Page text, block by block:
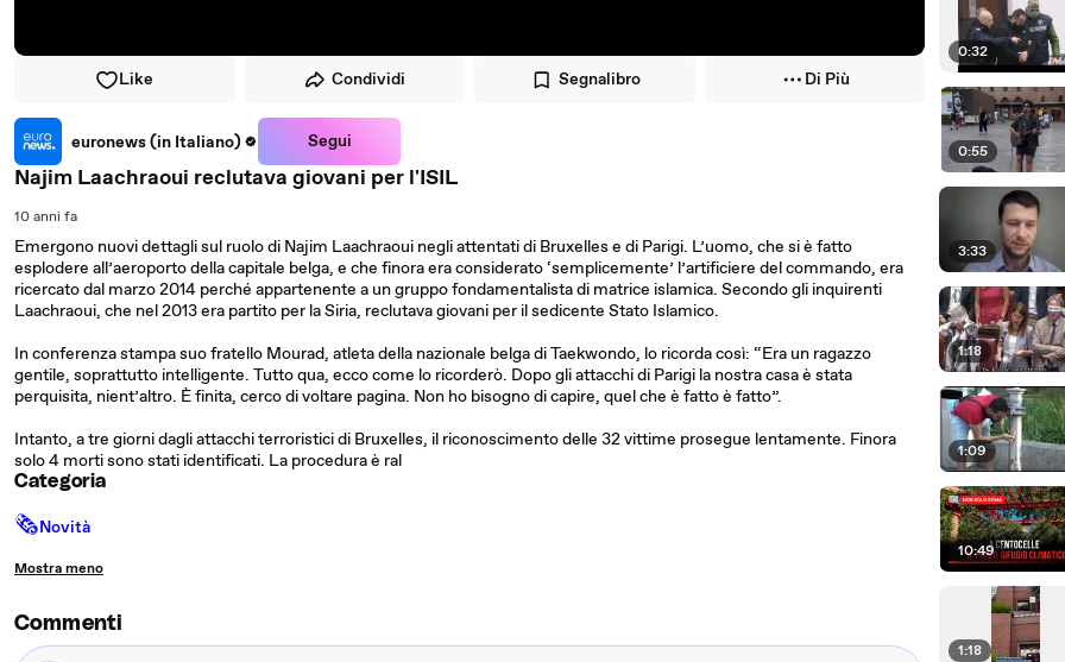
Like Condividi Segnalibro Di Più
euronews (in Italiano) Segui
Najim Laachraoui reclutava giovani per l'ISIL
10 anni fa
Emergono nuovi dettagli sul ruolo di Najim Laachraoui negli attentati di Bruxelles e di Parigi. L’uomo, che si è fatto
esplodere all’aeroporto della capitale belga, e che finora era considerato ‘semplicemente’ l’artificiere del commando, era
ricercato dal marzo 2014 perché appartenente a un gruppo fondamentalista di matrice islamica. Secondo gli inquirenti
Laachraoui, che nel 2013 era partito per la Siria, reclutava giovani per il sedicente Stato Islamico.
In conferenza stampa suo fratello Mourad, atleta della nazionale belga di Taekwondo, lo ricorda così: “Era un ragazzo
gentile, soprattutto intelligente. Tutto qua, ecco come lo ricorderò. Dopo gli attacchi di Parigi la nostra casa è stata
perquisita, nient’altro. È finita, cerco di voltare pagina. Non ho bisogno di capire, quel che è fatto è fatto”.
Intanto, a tre giorni dagli attacchi terroristici di Bruxelles, il riconoscimento delle 32 vittime prosegue lentamente. Finora
solo 4 morti sono stati identificati. La procedura è ral
Categoria
🗞Novità
Mostra meno
Commenti
0:32
0:55
3:33
1:18
1:09
10:49
1:18